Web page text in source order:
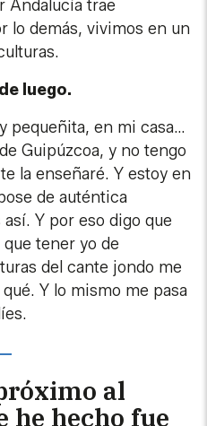
Guipúzcoa, y no tengo
la enseñaré. Y estoy en
de auténtica
Y por eso digo que
tener yo de
del cante jondo me
Y lo mismo me pasa
al
he hecho fue
con Estrella